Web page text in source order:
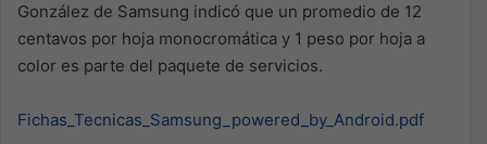
González de Samsung indicó que un promedio de 12
centavos por hoja monocromática y 1 peso por hoja a
color es parte del paquete de servicios.
Fichas_Tecnicas_Samsung_powered_by_Android.pdf